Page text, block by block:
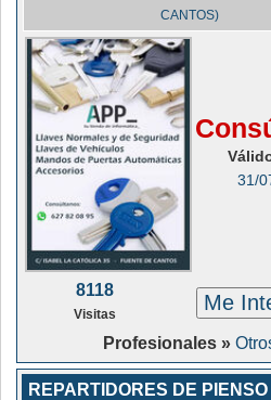
CANTOS)
31/
8118
Visitas Me
Profesionales »
REPARTIDORES DE PIENSO